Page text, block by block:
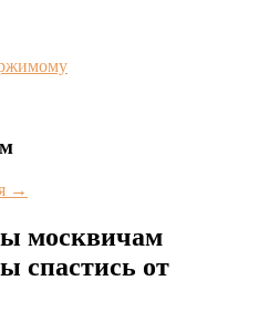
→
москвичам
спастись от